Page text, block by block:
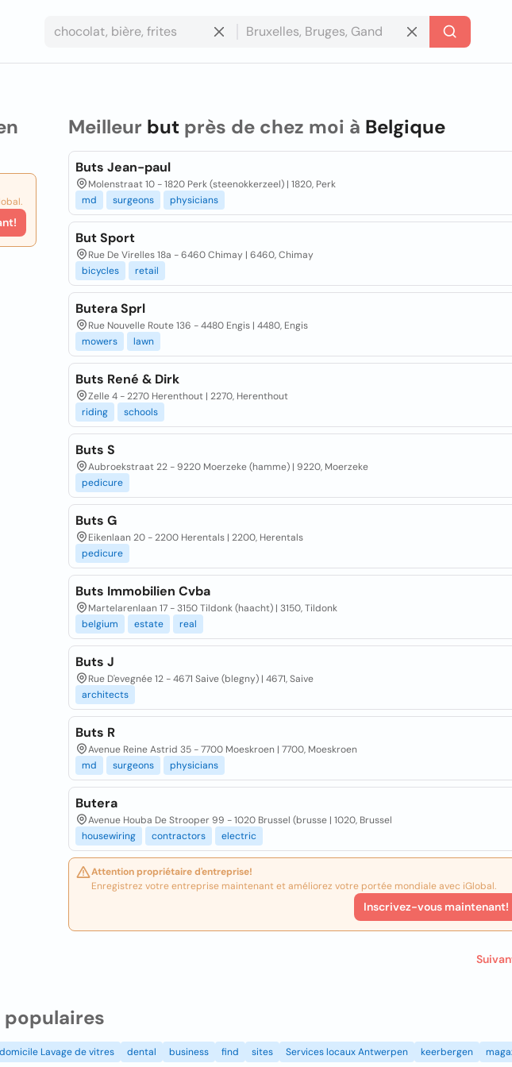
Meilleur butprès de chez moi à Belgique
Buts Jean-paul
Molenstraat 10 - 1820 Perk (steenokkerzeel) | 1820, Perk
md
surgeons physicians
But Sport
Rue De Virelles 18a - 6460 Chimay | 6460, Chimay
bicycles
retail
Butera Sprl
Rue Nouvelle Route 136 - 4480 Engis | 4480, Engis
mowers
lawn
Buts René & Dirk
Zelle 4 - 2270 Herenthout | 2270, Herenthout
riding
schools
Buts S
Aubroekstraat 22 - 9220 Moerzeke (hamme) | 9220, Moerzeke
pedicure
Buts G
Eikenlaan 20 - 2200 Herentals | 2200, Herentals
pedicure
Buts Immobilien Cvba
Martelarenlaan 17 - 3150 Tildonk (haacht) | 3150, Tildonk
belgium
estate real
Buts J
Rue D'evegnée 12 - 4671 Saive (blegny) | 4671, Saive
architects
Buts R
Avenue Reine Astrid 35 - 7700 Moeskroen | 7700, Moeskroen
md
surgeons physicians
Butera
Avenue Houba De Strooper 99 - 1020 Brussel (brusse | 1020, Brussel
housewiring
contractors electric
Attention propriétaire d'entreprise!
Enregistrez votre entreprise maintenant et améliorez votre portée mondiale avec iGlobal.
Inscrivez-vous maintenant!
populaires
Lavage de vitres dental business find sites Services locaux Antwerpen keerbergen